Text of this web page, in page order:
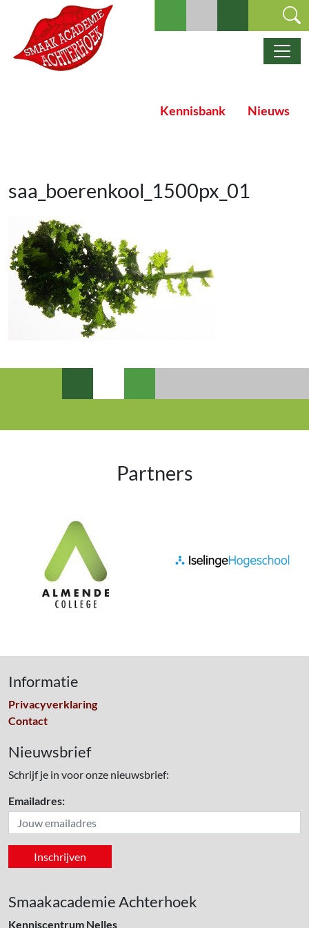
Ga naar de inhoud
Hoofdnavigatie
Kennisbank Nieuws
saa_boerenkool_1500px_01
Partners
Informatie
Privacyverklaring
Contact
Nieuwsbrief
Schrijf je in voor onze nieuwsbrief:
Emailadres:
Smaakacademie Achterhoek
Kenniscentrum Nelles